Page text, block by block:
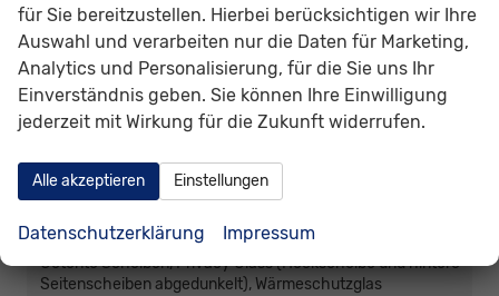
Außen
Anhängerkupplung
Abnehmbar
Außenspiegel
Außenspiegel elektrisch anklappbar, Außenspiegel beheizbar,
Dachreling
Scheiben, Verglasung
Getönte Scheiben, Privacy Glass (Heckscheibe und hintere
Seitenscheiben abgedunkelt), Wärmeschutzglas
für Sie bereitzustellen. Hierbei berücksichtigen wir Ihre
Auswahl und verarbeiten nur die Daten für Marketing,
Analytics und Personalisierung, für die Sie uns Ihr
Einverständnis geben. Sie können Ihre Einwilligung
jederzeit mit Wirkung für die Zukunft widerrufen.
Alle akzeptieren Einstellungen
Datenschutzerklärung Impressum